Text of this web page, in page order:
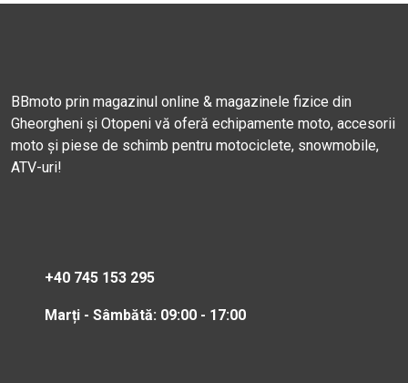
BBmoto prin magazinul online & magazinele fizice din
Gheorgheni și Otopeni vă oferă echipamente moto, accesorii
moto și piese de schimb pentru motociclete, snowmobile,
ATV-uri!
+40 745 153 295
Marți - Sâmbătă: 09:00 - 17:00